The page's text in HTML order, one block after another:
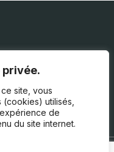
privée.
site, vous
utilisés,
de
du site internet.